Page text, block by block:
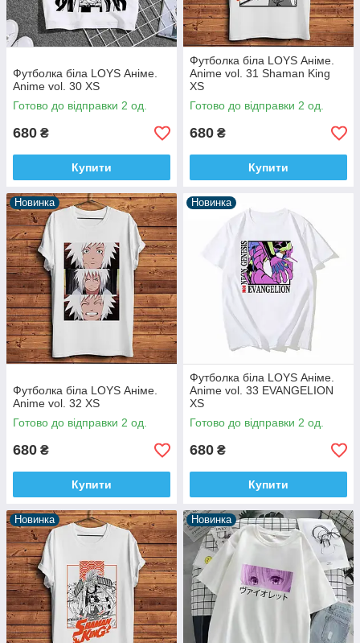
Футболка біла LOYS Аніме.
Anime vol. 30 XS
Готово до відправки 2 од.
680 ₴
Купити
Футболка біла LOYS Аніме.
Anime vol. 31 Shaman King
XS
Готово до відправки 2 од.
680 ₴
Купити
Новинка
Футболка біла LOYS Аніме.
Anime vol. 32 XS
Готово до відправки 2 од.
680 ₴
Купити
Новинка
Футболка біла LOYS Аніме.
Anime vol. 33 EVANGELION
XS
Готово до відправки 2 од.
680 ₴
Купити
Новинка Новинка